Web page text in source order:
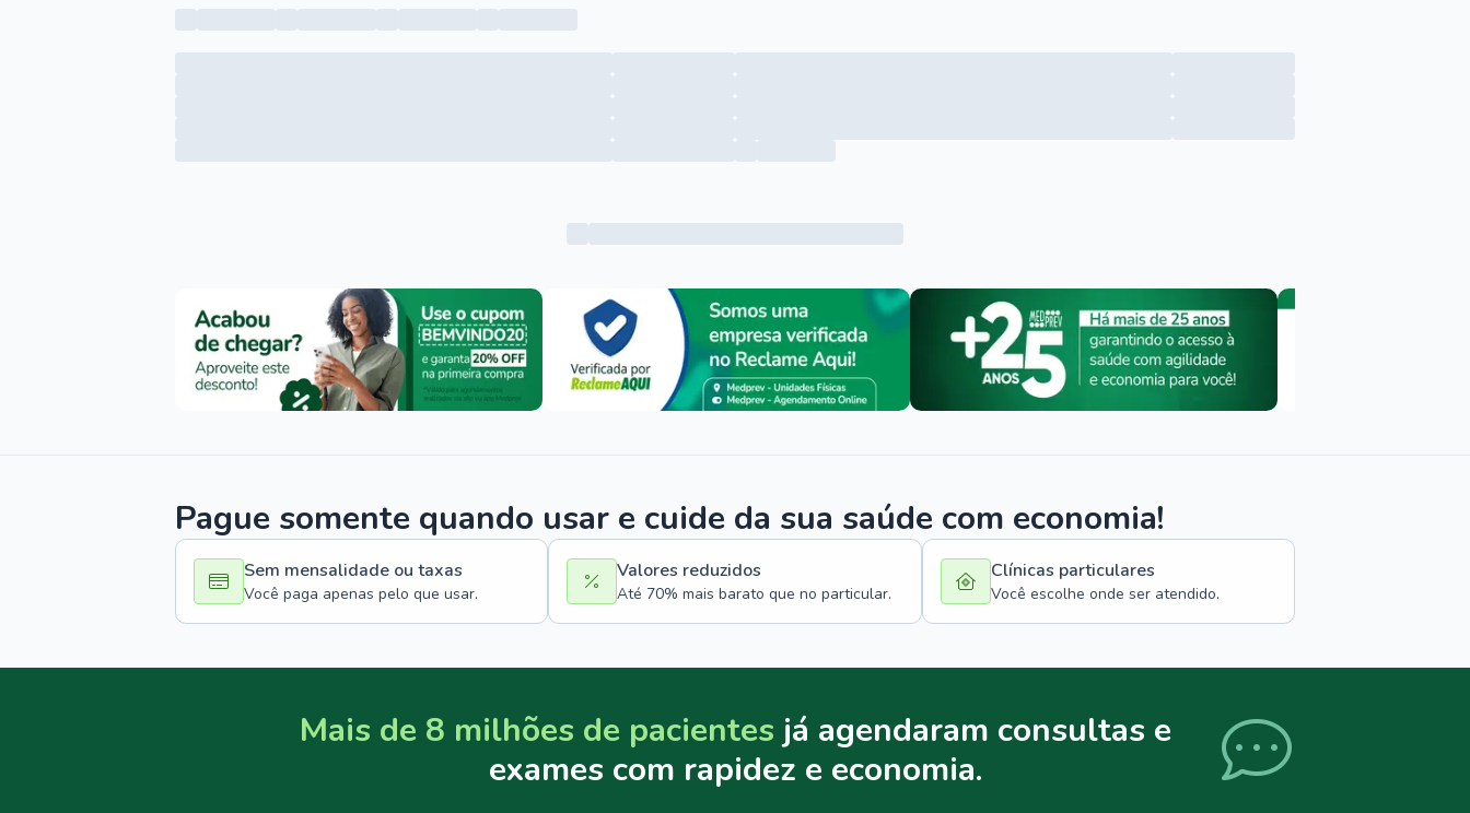
Menu lateral
Pague somente quando usar e cuide da sua saúde com economia!
Sem mensalidade ou taxas
Você paga apenas pelo que usar.
Valores reduzidos
Até 70% mais barato que no particular.
Clínicas particulares
Você escolhe onde ser atendido.
Mais de 8 milhões de pacientes já agendaram consultas e
exames com rapidez e economia.